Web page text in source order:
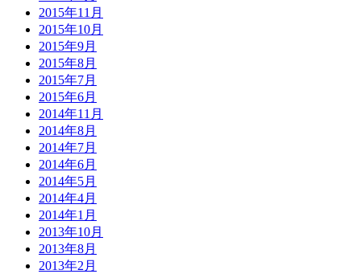
2015年11月
2015年10月
2015年9月
2015年8月
2015年7月
2015年6月
2014年11月
2014年8月
2014年7月
2014年6月
2014年5月
2014年4月
2014年1月
2013年10月
2013年8月
2013年2月